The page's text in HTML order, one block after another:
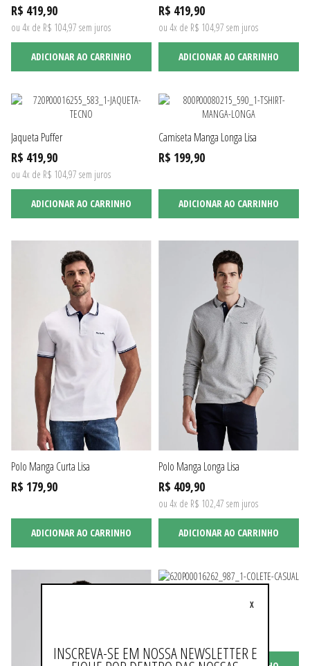
R$ 419,90
ou 4x de R$ 104,97 sem juros
ADICIONAR AO CARRINHO
R$ 419,90
ou 4x de R$ 104,97 sem juros
ADICIONAR AO CARRINHO
Jaqueta Puffer
R$ 419,90
ou 4x de R$ 104,97 sem juros
ADICIONAR AO CARRINHO
Camiseta Manga Longa Lisa
R$ 199,90
ADICIONAR AO CARRINHO
Polo Manga Curta Lisa
R$ 179,90
ADICIONAR AO CARRINHO
Polo Manga Longa Lisa
R$ 409,90
ou 4x de R$ 102,47 sem juros
ADICIONAR AO CARRINHO
INSCREVA-SE EM NOSSA NEWSLETTER E
X